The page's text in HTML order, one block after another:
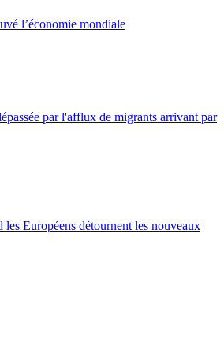
l’économie mondiale
par l'afflux de migrants arrivant par
les Européens détournent les nouveaux